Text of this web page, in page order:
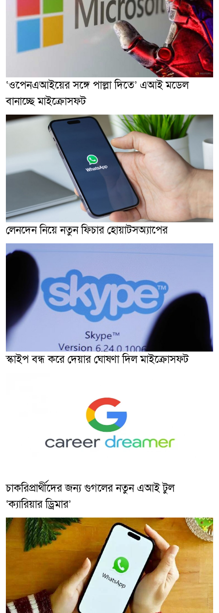
‘ওপেনএআইয়ের সঙ্গে পাল্লা দিতে’ এআই মডেল
বানাচ্ছে মাইক্রোসফট
লেনদেন নিয়ে নতুন ফিচার হোয়াটসঅ্যাপের
স্কাইপ বন্ধ করে দেয়ার ঘোষণা দিল মাইক্রোসফট
চাকরিপ্রার্থীদের জন্য গুগলের নতুন এআই টুল
‘ক্যারিয়ার ড্রিমার’